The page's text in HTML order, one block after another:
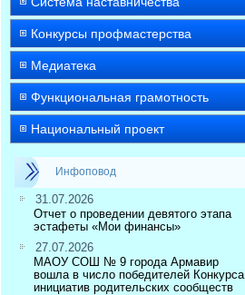
Конкурсы профмастерства
Медиатека
Функциональная грамотность
Национальный проект
Инфоповод
31.07.2026
Отчет о проведении девятого этапа
эстафеты «Мои финансы»
27.07.2026
МАОУ СОШ № 9 города Армавир
вошла в число победителей Конкурса
инициатив родительских сообществ